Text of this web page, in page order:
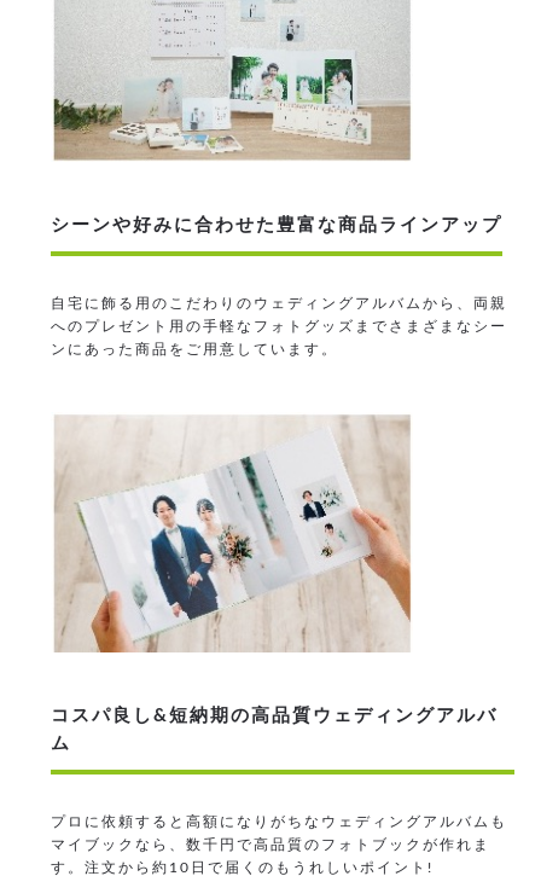
シーンや好みに合わせた豊富な商品ラインアップ
自宅に飾る用のこだわりのウェディングアルバムから、両親
へのプレゼント用の手軽なフォトグッズまでさまざまなシー
ンにあった商品をご用意しています。
コスパ良し&短納期の高品質ウェディングアルバ
ム
プロに依頼すると高額になりがちなウェディングアルバムも
マイブックなら、数千円で高品質のフォトブックが作れま
す。注文から約10日で届くのもうれしいポイント!